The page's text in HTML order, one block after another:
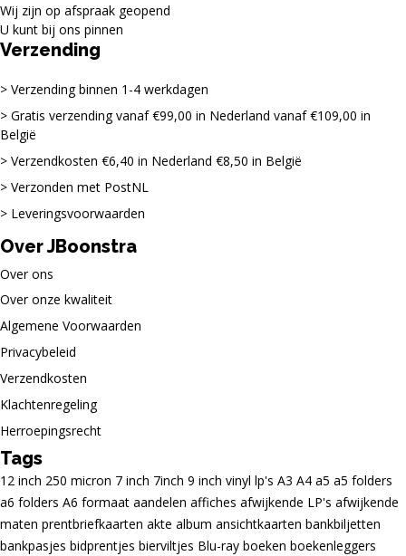
Wij zijn op afspraak geopend
U kunt bij ons pinnen
Verzending
Verzending binnen 1-4 werkdagen
Gratis verzending vanaf €99,00 in Nederland vanaf €109,00 in
België
Verzendkosten €6,40 in Nederland €8,50 in België
Verzonden met PostNL
Leveringsvoorwaarden
Over JBoonstra
Over ons
Over onze kwaliteit
Algemene Voorwaarden
Privacybeleid
Verzendkosten
Klachtenregeling
Herroepingsrecht
Tags
12 inch 250 micron 7 inch 7inch 9 inch vinyl lp's A3 A4 a5 a5 folders
a6 folders A6 formaat aandelen affiches afwijkende LP's afwijkende
maten prentbriefkaarten akte album ansichtkaarten bankbiljetten
bankpasjes bidprentjes bierviltjes Blu-ray boeken boekenleggers